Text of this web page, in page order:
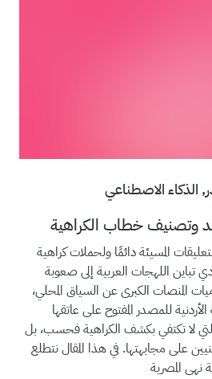
الذكاء الاصطناعي
وتصنيف خطاب الكراهية
المسيئة دائمًا ولحملات كراهية
تباين اللهجات العربية إلى صعوبة
المنصات الكبرى عن السياق المحلي،
للمصدر المفتوح على عاتقها
لا تكتفي بكشف الكراهية فحسب، بل
على مجابهتها. في هذا المقال نتطلع
المصرية